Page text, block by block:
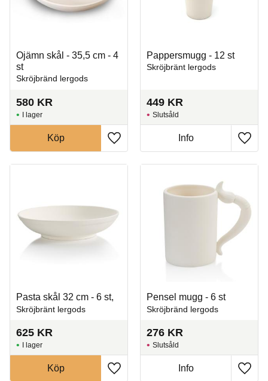
Ojämn skål - 35,5 cm - 4
st
Skröjbränd lergods
580 KR
Lägg till i favoriter
I lager
Köp
Pappersmugg - 12 st
Skröjbränt lergods
449 KR
Lägg
Slutsåld
Info
Pasta skål 32 cm - 6 st,
Skröjbränt lergods
625 KR
Lägg till i favoriter
I lager
Köp
Pensel mugg - 6 st
Skröjbränd lergods
276 KR
Lägg
Slutsåld
Info